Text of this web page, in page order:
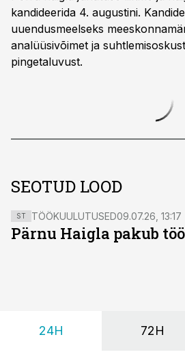
kandideerida 4. augustini.
uuendusmeelseks
analüüsivõimet ja
pingetaluvust.
SEOTUD LOOD
ST TÖÖKUULUTUSED09.07.26, 13:17
Pärnu Haigla pakub
24H 72H